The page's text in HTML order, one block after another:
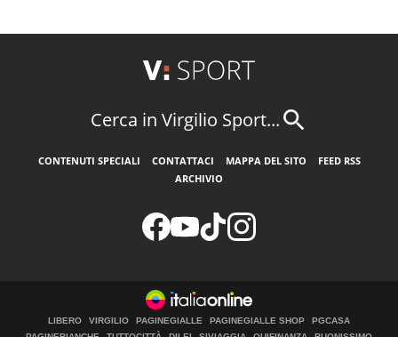
Cerca in Virgilio Sport...
CONTENUTI SPECIALI CONTATTACI MAPPA DEL SITO
FEED RSS
ARCHIVIO
LIBERO VIRGILIO PAGINEGIALLE PAGINEGIALLE SHOP
PGCASA